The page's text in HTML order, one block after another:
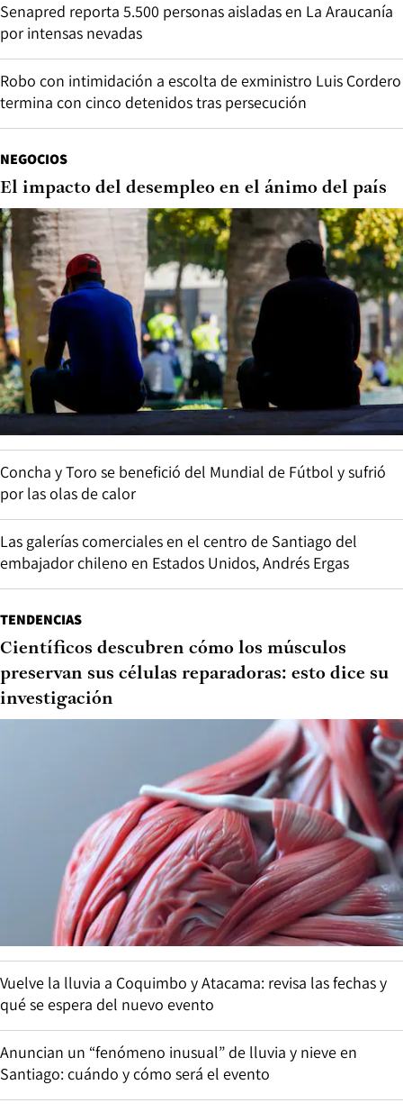
Senapred reporta 5.500 personas aisladas en La Araucanía
por intensas nevadas
Robo con intimidación a escolta de exministro Luis Cordero
termina con cinco detenidos tras persecución
NEGOCIOS
El impacto del desempleo en el ánimo del país
Concha y Toro se benefició del Mundial de Fútbol y sufrió
por las olas de calor
Las galerías comerciales en el centro de Santiago del
embajador chileno en Estados Unidos, Andrés Ergas
TENDENCIAS
Científicos descubren cómo los músculos
preservan sus células reparadoras: esto dice su
investigación
Vuelve la lluvia a Coquimbo y Atacama: revisa las fechas y
qué se espera del nuevo evento
Anuncian un “fenómeno inusual” de lluvia y nieve en
Santiago: cuándo y cómo será el evento